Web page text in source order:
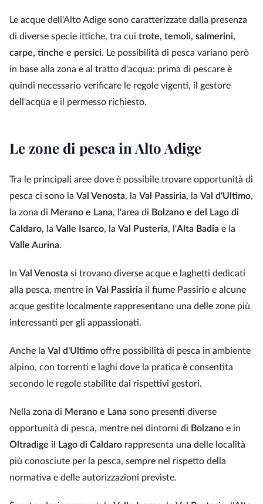
Le acque dell'Alto Adige sono caratterizzate dalla presenza
di diverse specie ittiche, tra cui trote, temoli, salmerini,
carpe, tinche e persici. Le possibilità di pesca variano però
in base alla zona e al tratto d'acqua: prima di pescare è
quindi necessario verificare le regole vigenti, il gestore
dell'acqua e il permesso richiesto.
Le zone di pesca in Alto Adige
Tra le principali aree dove è possibile trovare opportunità di
pesca ci sono la Val Venosta, la Val Passiria, la Val d'Ultimo,
la zona di Merano e Lana, l'area di Bolzano e del Lago di
Caldaro, la Valle Isarco, la Val Pusteria, l'Alta Badia e la
Valle Aurina.
In Val Venosta si trovano diverse acque e laghetti dedicati
alla pesca, mentre in Val Passiria il fiume Passirio e alcune
acque gestite localmente rappresentano una delle zone più
interessanti per gli appassionati.
Anche la Val d'Ultimo offre possibilità di pesca in ambiente
alpino, con torrenti e laghi dove la pratica è consentita
secondo le regole stabilite dai rispettivi gestori.
Nella zona di Merano e Lana sono presenti diverse
opportunità di pesca, mentre nei dintorni di Bolzano e in
Oltradige il Lago di Caldaro rappresenta una delle località
più conosciute per la pesca, sempre nel rispetto della
normativa e delle autorizzazioni previste.